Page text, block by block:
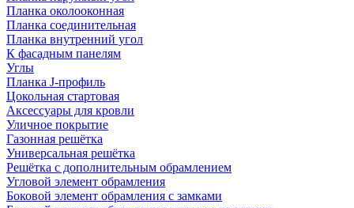
Планка околооконная
Планка соединительная
Планка внутренний угол
К фасадным панелям
Углы
Планка J-профиль
Цокольная стартовая
Аксессуары для кровли
Уличное покрытие
Газонная решётка
Универсальная решётка
Решётка с дополнительным обрамлением
Угловой элемент обрамления
Боковой элемент обрамления с замками